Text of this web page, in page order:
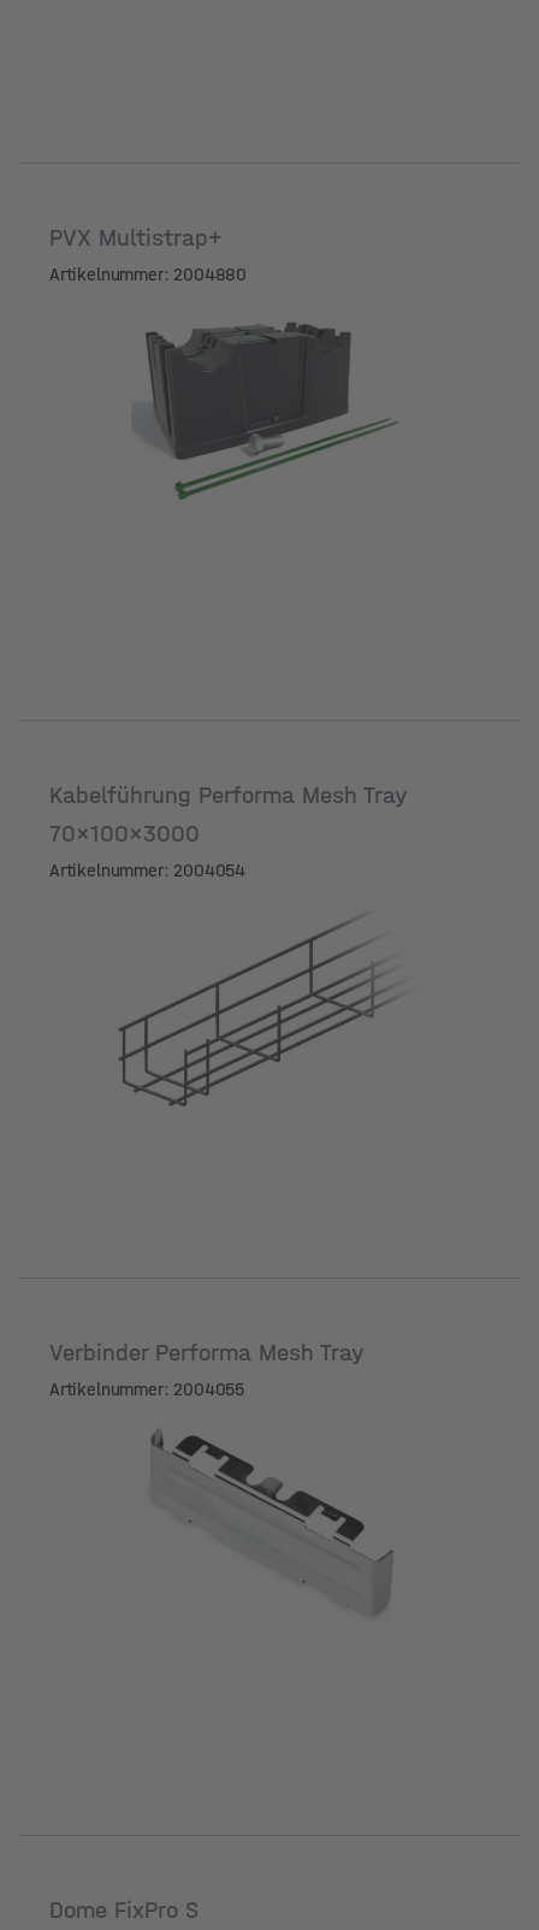
PVX Multistrap+
Artikelnummer: 2004880
Kabelführung Performa Mesh Tray
70x100x3000
Artikelnummer: 2004054
Verbinder Performa Mesh Tray
Artikelnummer: 2004055
Dome FixPro S